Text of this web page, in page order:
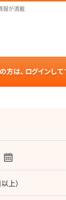
報が満載
上）